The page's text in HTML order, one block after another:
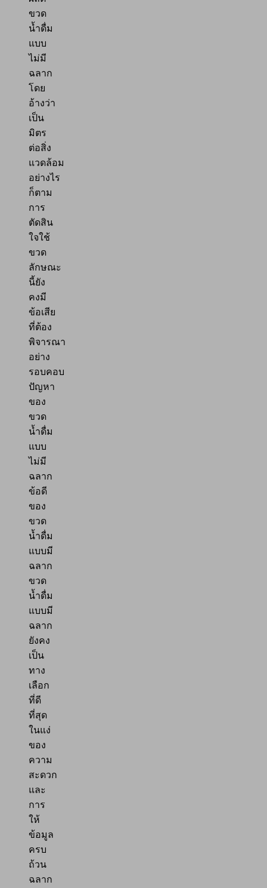
ขวด
น้ำดื่ม
แบบ
ไม่มี
ฉลาก
โดย
อ้างว่า
เป็น
มิตร
ต่อสิ่ง
แวดล้อม
อย่างไร
ก็ตาม
การ
ตัดสิน
ใจใช้
ขวด
ลักษณะ
นี้ยัง
คงมี
ข้อเสีย
ที่ต้อง
พิจารณา
อย่าง
รอบคอบ
ปัญหา
ของ
ขวด
น้ำดื่ม
แบบ
ไม่มี
ฉลาก
ข้อดี
ของ
ขวด
น้ำดื่ม
แบบมี
ฉลาก
ขวด
น้ำดื่ม
แบบมี
ฉลาก
ยังคง
เป็น
ทาง
เลือก
ที่ดี
ที่สุด
ในแง่
ของ
ความ
สะดวก
และ
การ
ให้
ข้อมูล
ครบ
ถ้วน
ฉลาก